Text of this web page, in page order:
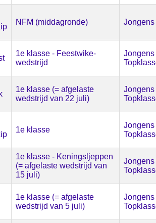
NFM (middagronde) Jongens
1e klasse - Feestwike-
wedstrijd
Jongens
1e klasse (= afgelaste
wedstrijd van 22 juli)
Jongens
1e klasse
Jongens
1e klasse - Keningsljeppen
(= afgelaste wedstrijd van
15 juli)
Jongens
1e klasse (= afgelaste
wedstrijd van 5 juli)
Jongens